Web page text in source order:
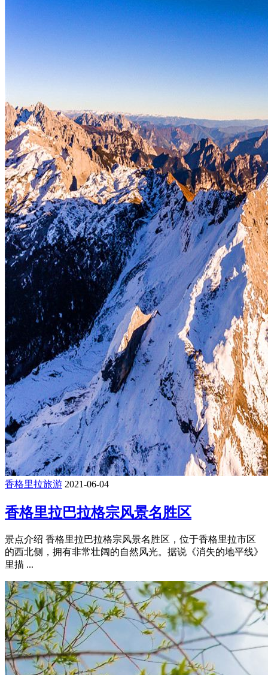
香格里拉旅游 2021-06-04
香格里拉巴拉格宗风景名胜区
景点介绍 香格里拉巴拉格宗风景名胜区，位于香格里拉市区
的西北侧，拥有非常壮阔的自然风光。据说《消失的地平线》
里描 ...